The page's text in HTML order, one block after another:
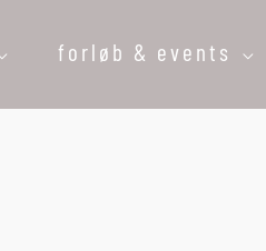
forløb & events